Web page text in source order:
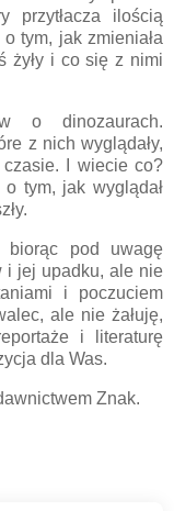
przytłacza ilością
tym, jak zmieniała
żyły i co się z nimi
o dinozaurach.
z nich wyglądały,
I wiecie co?
o tym, jak wyglądał
biorąc pod uwagę
i jej upadku, ale nie
i poczuciem
ale nie żałuję,
i literaturę
dla Was.
Znak.